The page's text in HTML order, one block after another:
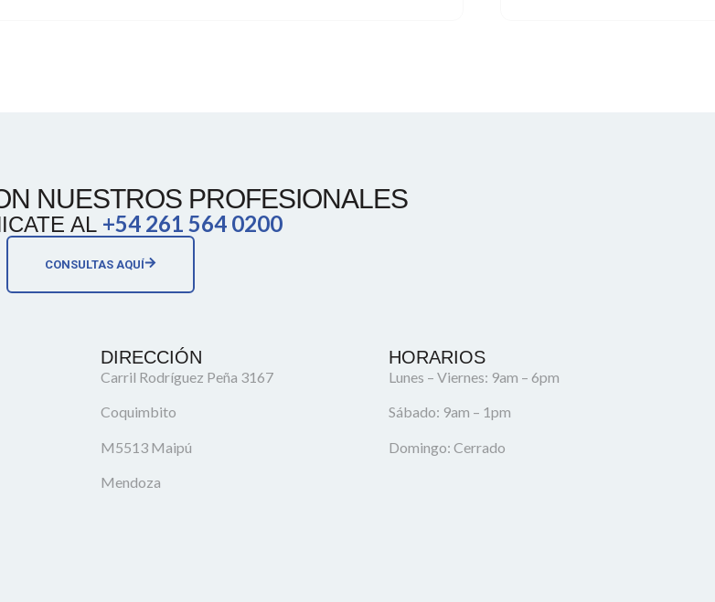
NUESTROS PROFESIONALES
AL +54 261 564 0200
CONSULTAS AQUÍ
DIRECCIÓN
Carril Rodríguez Peña 3167
Coquimbito
M5513 Maipú
Mendoza
HORARIOS
Lunes – Viernes: 9am – 6pm
Sábado: 9am – 1pm
Domingo: Cerrado